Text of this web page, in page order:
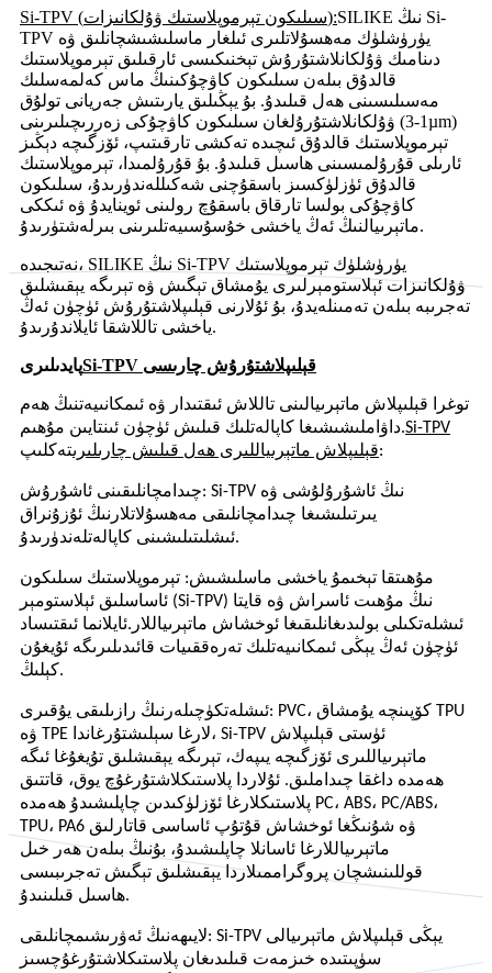
Si-TPV (سىلىكون تېرموپلاستىك ۋۇلكانىزات):SILIKE نىڭ Si-
TPV يۈرۈشلۈك مەھسۇلاتلىرى ئىلغار ماسلىشىشچانلىق ۋە
دىنامىك ۋۇلكانلاشتۇرۇش تېخنىكىسى ئارقىلىق تېرموپلاستىك
قالدۇق بىلەن سىلىكون كاۋچۇكىنىڭ ماس كەلمەسلىك
مەسىلىسىنى ھەل قىلىدۇ. بۇ يېڭىلىق يارىتىش جەريانى تولۇق
ۋۇلكانلاشتۇرۇلغان سىلىكون كاۋچۇكى زەررىچىلىرىنى (1-3µm)
تېرموپلاستىك قالدۇق ئىچىدە تەكشى تارقىتىپ، ئۆزگىچە دېڭىز
ئارىلى قۇرۇلمىسىنى ھاسىل قىلىدۇ. بۇ قۇرۇلمىدا، تېرموپلاستىك
قالدۇق ئۈزلۈكسىز باسقۇچنى شەكىللەندۈرىدۇ، سىلىكون
كاۋچۇكى بولسا تارقاق باسقۇچ رولىنى ئوينايدۇ ۋە ئىككى
ماتېرىيالنىڭ ئەڭ ياخشى خۇسۇسىيەتلىرىنى بىرلەشتۈرىدۇ.
نەتىجىدە، SILIKE نىڭ Si-TPV يۈرۈشلۈك تېرموپلاستىك
ۋۇلكانىزات ئېلاستومېرلىرى يۇمشاق تېگىش ۋە تېرىگە يېقىشلىق
تەجرىبە بىلەن تەمىنلەيدۇ، بۇ ئۇلارنى قېلىپلاشتۇرۇش ئۈچۈن ئەڭ
ياخشى تاللاشقا ئايلاندۇرىدۇ.
پايدىلىرى Si-TPV قېلىپلاشتۇرۇش چارىسى
توغرا قېلىپلاش ماتېرىيالىنى تاللاش ئىقتىدار ۋە ئىمكانىيەتنىڭ ھەم
داۋاملىشىشىغا كاپالەتلىك قىلىش ئۈچۈن ئىنتايىن مۇھىم.Si-TPV
قېلىپلاش ماتېرىياللىرى ھەل قىلىش چارىلىرىتەكلىپ:
چىدامچانلىقىنى ئاشۇرۇش: Si-TPV نىڭ ئاشۇرۇلۇشى ۋە
يىرتىلىشىغا چىدامچانلىقى مەھسۇلاتلارنىڭ ئۇزۇنراق
ئىشلىتىلىشىنى كاپالەتلەندۈرىدۇ.
مۇھىتقا تېخىمۇ ياخشى ماسلىشىش: تېرموپلاستىك سىلىكون
ئاساسلىق ئېلاستومېر (Si-TPV) نىڭ مۇھىت ئاسراش ۋە قايتا
ئىشلەتكىلى بولىدىغانلىقىغا ئوخشاش ماتېرىياللار.ئايلانما ئىقتىساد
ئۈچۈن ئەڭ يېڭى ئىمكانىيەتلىك تەرەققىيات قائىدىلىرىگە ئۇيغۇن
كېلىڭ.
ئىشلەتكۈچىلەرنىڭ رازىلىقى يۇقىرى: PVC، كۆپىنچە يۇمشاق TPU
ۋە TPE لارغا سېلىشتۇرغاندا، Si-TPV ئۈستى قېلىپلاش
ماتېرىياللىرى ئۆزگىچە يىپەك، تېرىگە يېقىشلىق تۇيغۇغا ئىگە
ھەمدە داغقا چىداملىق. ئۇلاردا پلاستىكلاشتۇرغۇچ يوق، قاتتىق
پلاستىكلارغا ئۆزلۈكىدىن چاپلىشىدۇ ھەمدە PC، ABS، PC/ABS،
TPU، PA6 ۋە شۇنىڭغا ئوخشاش قۇتۇپ ئاساسى قاتارلىق
ماتېرىياللارغا ئاسانلا چاپلىشىدۇ، بۇنىڭ بىلەن ھەر خىل
قوللىنىشچان پروگراممىلاردا يېقىشلىق تېگىش تەجرىبىسى
ھاسىل قىلىنىدۇ.
لايىھەنىڭ ئەۋرىشىمچانلىقى: Si-TPV يېڭى قېلىپلاش ماتېرىيالى
سۈپىتىدە خىزمەت قىلىدىغان پلاستىكلاشتۇرغۇچسىز